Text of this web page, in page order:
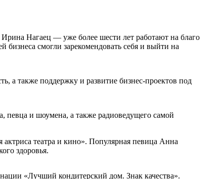
Нагаец — уже более шести лет работают на благо
смогли зарекомендовать себя и выйти на
а также поддержку и развитие бизнес-проектов под
певца и шоумена, а также радиоведущего самой
театра и кино». Популярная певица Анна
здоровья.
«Лучший кондитерский дом. Знак качества».